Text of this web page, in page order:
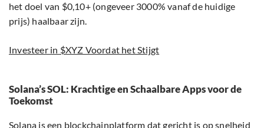
het doel van $0,10+ (ongeveer 3000% vanaf de huidige
prijs) haalbaar zijn.
Investeer in $XYZ Voordat het Stijgt
Solana’s SOL: Krachtige en Schaalbare Apps voor de
Toekomst
Solana is een blockchainplatform dat gericht is op snelheid